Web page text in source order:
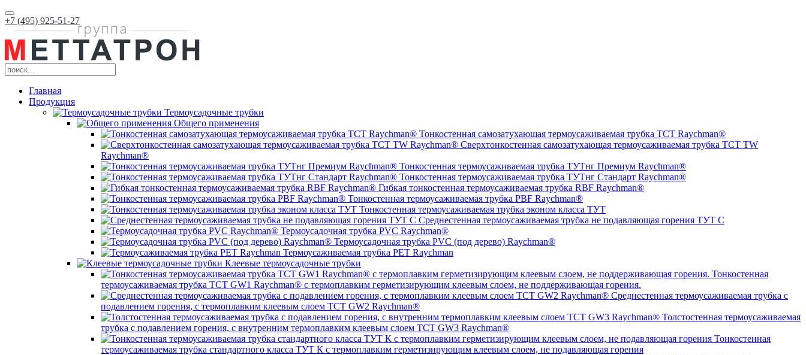
+7 (495) 925-51-27
Главная
Продукция
Термоусадочные трубки
Общего применения
Тонкостенная самозатухающая термоусаживаемая трубка ТCT Raychman®
Сверхтонкостенная самозатухающая термоусаживаемая трубка ТCT TW
Raychman®
Тонкостенная термоусаживаемая трубка ТУТнг Премиум Raychman®
Тонкостенная термоусаживаемая трубка ТУТнг Стандарт Raychman®
Гибкая тонкостенная термоусаживаемая трубка RBF Raychman®
Тонкостенная термоусаживаемая трубка PBF Raychman®
Тонкостенная термоусаживаемая трубка эконом класса ТУТ
Среднестенная термоусаживаемая трубка не подавляющая горения ТУТ С
Термоусадочная трубка PVC Raychman®
Термоусадочная трубка PVC (под дерево) Raychman®
Термоусаживаемая трубка PET Raychman
Клеевые термоусадочные трубки
Тонкостенная
термоусаживаемая трубка TCT GW1 Raychman® с термоплавким герметизирующим клеевым слоем, не поддерживающая горения.
Среднестенная термоусаживаемая трубка c
подавлением горения, с термоплавким клеевым слоем TCT GW2 Raychman®
Толстостенная термоусаживаемая
трубка c подавлением горения, с внутренним термоплавким клеевым слоем TCT GW3 Raychman®
Тонкостенная
термоусаживаемая трубка стандартного класса ТУТ К с термоплавким герметизирующим клеевым слоем, не подавляющая горения